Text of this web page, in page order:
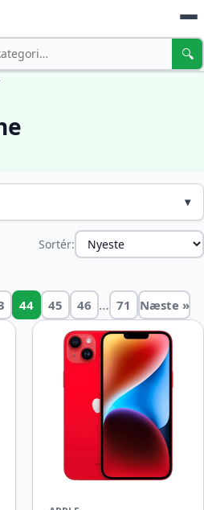
🔍
▾
Sortér:
44 45 46 … 71 Næste »